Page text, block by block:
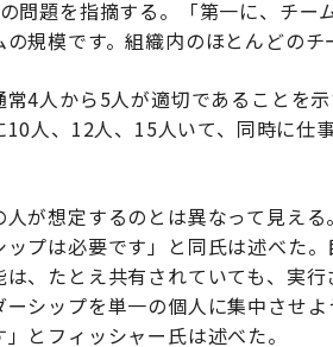
問題を指摘する。「第一に、チ
規模です。組織内のほとんどのチ
4人から5人が適切であることを
人、12人、15人いて、同時に仕
が想定するのとは異なって見え
プは必要です」と同氏は述べた
、たとえ共有されていても、実
シップを単一の個人に集中させ
とフィッシャー氏は述べた。